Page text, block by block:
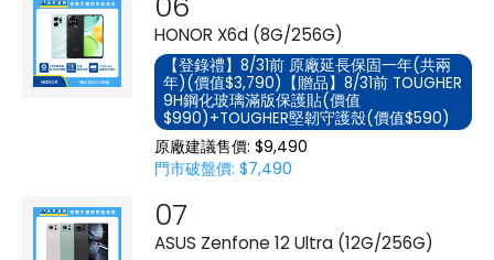
HONOR X6d (8G/256G)
【登錄禮】8/31前 原廠延長保固一年(共兩
年)(價值$3,790)【贈品】8/31前 TOUGHER
9H鋼化玻璃滿版保護貼(價值
$990)+TOUGHER堅韌守護殼(價值$590)
原廠建議售價: $9,490
門市破盤價: $7,490
ASUS Zenfone 12 Ultra (12G/256G)